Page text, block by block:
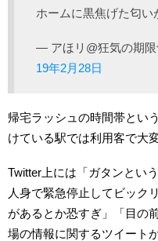
ホームに黒焦げた匂い
— アほリ@狂気の期限
19年2月28日
帰宅ラッシュの時間帯とい
けている駅では利用客で大
Twitter上には「ガタンとい
人身で緊急停止してビック
があるとか恐すぎ」「目の
場の情報に関するツイート